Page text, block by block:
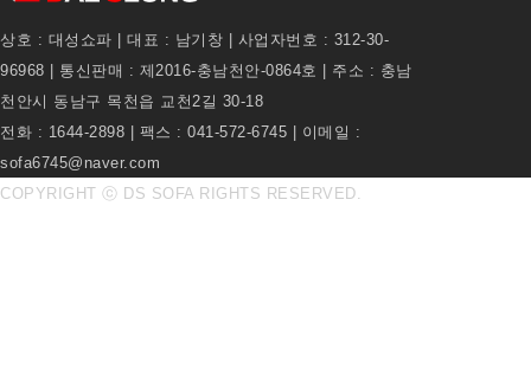
상호 : 대성쇼파 | 대표 : 남기창 | 사업자번호 : 312-30-
96968 | 통신판매 : 제2016-충남천안-0864호 | 주소 : 충남
천안시 동남구 목천읍 교천2길 30-18
전화 : 1644-2898 | 팩스 : 041-572-6745 | 이메일 :
sofa6745@naver.com
COPYRIGHT ⓒ DS SOFA RIGHTS RESERVED.